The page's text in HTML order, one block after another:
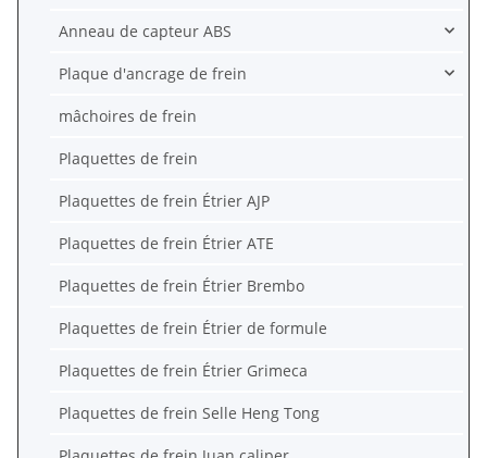
Anneau de capteur ABS
Plaque d'ancrage de frein
mâchoires de frein
Plaquettes de frein
Plaquettes de frein Étrier AJP
Plaquettes de frein Étrier ATE
Plaquettes de frein Étrier Brembo
Plaquettes de frein Étrier de formule
Plaquettes de frein Étrier Grimeca
Plaquettes de frein Selle Heng Tong